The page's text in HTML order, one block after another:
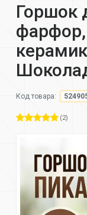
Горшок
фарфор,
Код товара:
(2)